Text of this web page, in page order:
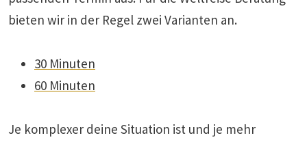
bieten wir in der Regel zwei Varianten an.
30 Minuten
60 Minuten
Je komplexer deine Situation ist und je mehr